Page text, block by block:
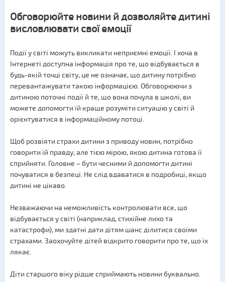
Обговорюйте новини й дозволяйте дитині
висловлювати свої емоції
Події у світі можуть викликати неприємні емоції. І хоча в
Інтернеті доступна інформація про те, що відбувається в
будь-якій точці світу, це не означає, що дитину потрібно
перевантажувати такою інформацією. Обговорюючи з
дитиною поточні події й те, що вона почула в школі, ви
можете допомогти їй краще розуміти ситуацію у світі й
орієнтуватися в інформаційному потоці.
Щоб розвіяти страхи дитини з приводу новин, потрібно
говорити їй правду, але тією мірою, якою дитина готова її
сприйняти. Головне – бути чесними й допомогти дитині
почуватися в безпеці. Не слід вдаватися в подробиці, якщо
дитині не цікаво.
Незважаючи на неможливість контролювати все, що
відбувається у світі (наприклад, стихійне лихо та
катастрофи), ми здатні дати дітям шанс ділитися своїми
страхами. Заохочуйте дітей відкрито говорити про те, що їх
лякає.
Діти старшого віку рідше сприймають новини буквально.